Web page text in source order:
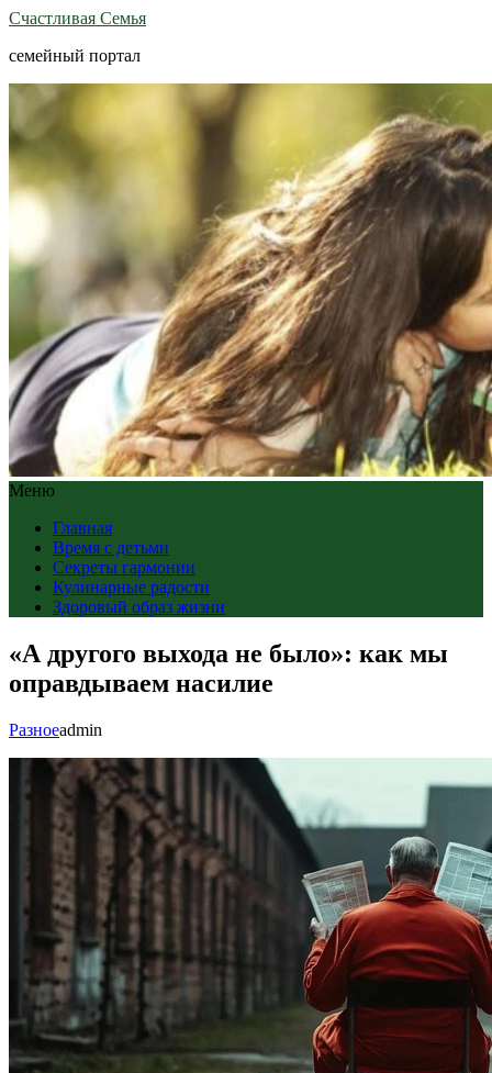
Счастливая Семья
семейный портал
Меню
Главная
Время с детьми
Секреты гармонии
Кулинарные радости
Здоровый образ жизни
«А другого выхода не было»: как мы
оправдываем насилие
Разноеadmin